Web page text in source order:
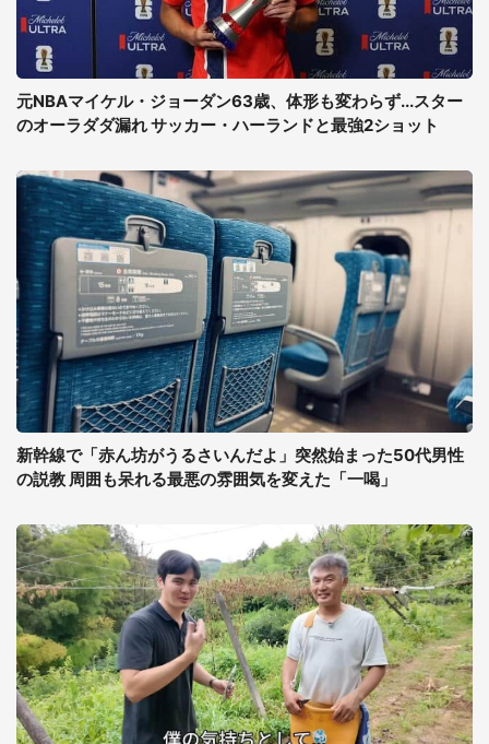
元NBAマイケル・ジョーダン63歳、体形も変わらず...スター
のオーラダダ漏れ サッカー・ハーランドと最強2ショット
新幹線で「赤ん坊がうるさいんだよ」突然始まった50代男性
の説教 周囲も呆れる最悪の雰囲気を変えた「一喝」